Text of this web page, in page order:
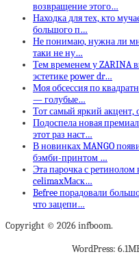
возвращение этого…
Находка для тех, кто
большого п…
Не понимаю, нужна ли
таки не ну…
Тем временем у ZARINA
эстетике power dr…
Моя обсессия по
— голубые…
Тот самый яркий акцент,
Подоспела новая
этот раз наст…
В новинках MANGO
бэмби-принтом …
Эта парочка с
celimaxМаск…
Befree порадовали
что зацепи…
Copyright © 2026 infboom.
WordPress: